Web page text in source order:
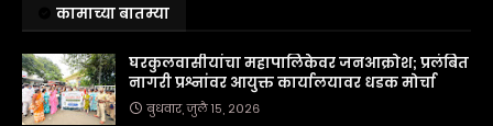
कामाच्या बातम्या
घरकुलवासीयांचा महापालिकेवर जनआक्रोश; प्रलंबित
नागरी प्रश्नांवर आयुक्त कार्यालयावर धडक मोर्चा
बुधवार, जुलै १५, २०२६